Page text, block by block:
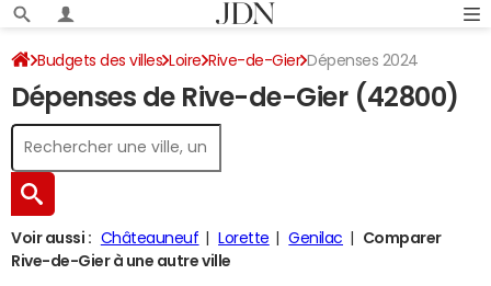
Budgets des villes Loire Rive-de-Gier Dépenses 2024
Dépenses de Rive-de-Gier (42800)
Voir aussi : Châteauneuf Lorette Genilac
Comparer
Rive-de-Gier à une autre ville